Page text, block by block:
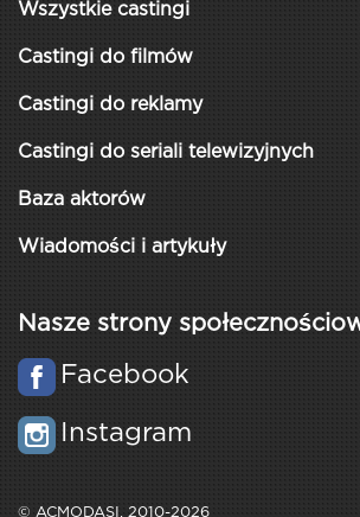
Wszystkie castingi
Castingi do filmów
Castingi do reklamy
Castingi do seriali telewizyjnych
Baza aktorów
Wiadomości i artykuły
Nasze strony
Facebook
Instagram
© ACMODASI, 2010-2026